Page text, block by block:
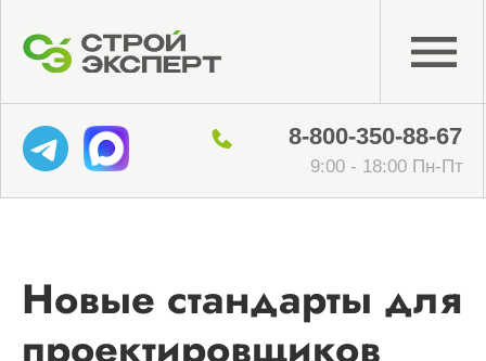
Новые стандарты для
проектировщиков